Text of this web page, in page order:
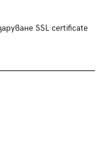
SSL certificate